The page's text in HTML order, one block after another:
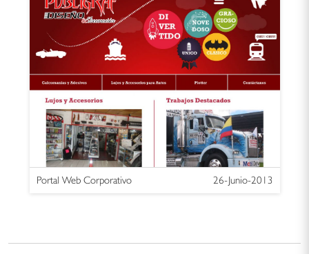
Portal Web Corporativo 26-Junio-2013